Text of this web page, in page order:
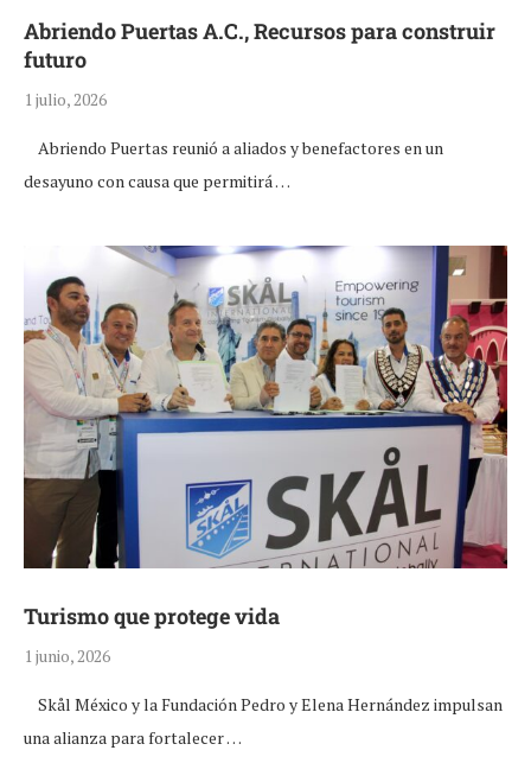
Abriendo Puertas A.C., Recursos para construir
futuro
1 julio, 2026
Abriendo Puertas reunió a aliados y benefactores en un
desayuno con causa que permitirá …
Turismo que protege vida
1 junio, 2026
Skål México y la Fundación Pedro y Elena Hernández impulsan
una alianza para fortalecer …